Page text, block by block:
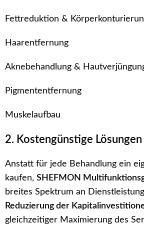
Fettreduktion &
Haarentfernung
Aknebehandlung &
Pigmententfernung
Muskelaufbau
2. Kostengünstige Lösungen
Anstatt für jede Behandlung ein
kaufen, SHEFMON
breites Spektrum an
Reduzierung der
gleichzeitiger Maximierung des